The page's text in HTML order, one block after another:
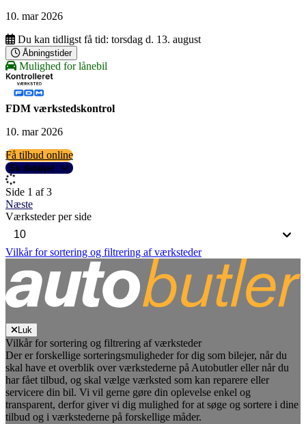
10. mar 2026
Du kan tidligst få tid: torsdag d. 13. august
Åbningstider
Mulighed for lånebil
FDM værkstedskontrol
10. mar 2026
Få tilbud online
Se detaljer
Side 1 af 3
Næste
Værksteder per side
Vilkår for sortering og filtrering af værksteder
Luk
Vilkår for sortering og filtrering af værksteder
Der er forskellige sorteringsmuligheder for dig som bilejer, når du
skal have et overblik over værkstederne på Autobutler eller når du
har fået tilbud, og skal vælge værksted som kan reparere eller
servicere din bil. Vi vil gerne gøre din oplevelse enkel og
transparent, derfor giver vi dig mulighed for at søge og sortere i dine
tilbud og i værkstederne på forskellige måder.